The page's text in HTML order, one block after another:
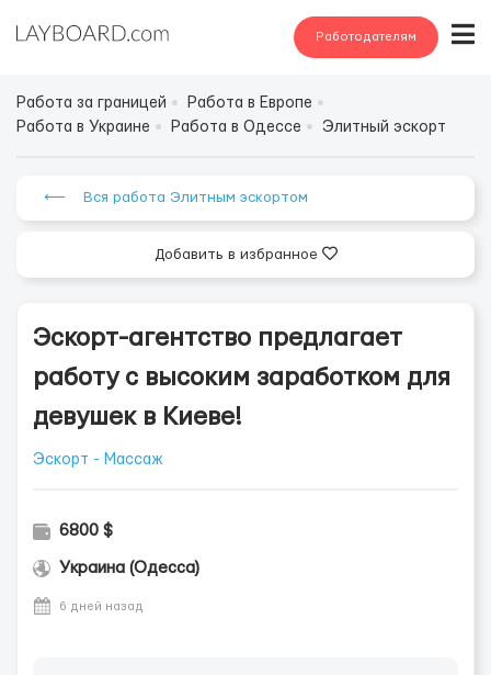
Работодателям
Работа за границей
Работа в Европе
Работа в Украине
Работа в Одессе Элитный эскорт
⟵ Вся работа Элитным эскортом
Добавить в избранное
Эскорт-агентство предлагает
работу с высоким заработком для
девушек в Киеве!
Эскорт - Массаж
6800 $
Украина (Одесса)
6 дней назад